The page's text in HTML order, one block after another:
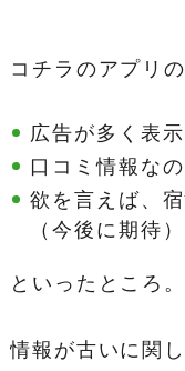
コチラのアプリ
広告が多く表
口コミ情報な
欲を言えば、
（今後に期待）
といったところ。
情報が古いに関